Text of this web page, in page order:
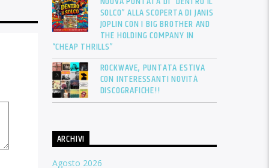
SOLCO” ALLA SCOPERTA DI JANIS
JOPLIN CON I BIG BROTHER AND
THE HOLDING COMPANY IN
“CHEAP THRILLS”
ROCKWAVE, PUNTATA ESTIVA
CON INTERESSANTI NOVITÀ
DISCOGRAFICHE!!
ARCHIVI
Agosto 2026